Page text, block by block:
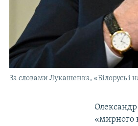
За словами Лукашенка, «Білорусь і
«мирного